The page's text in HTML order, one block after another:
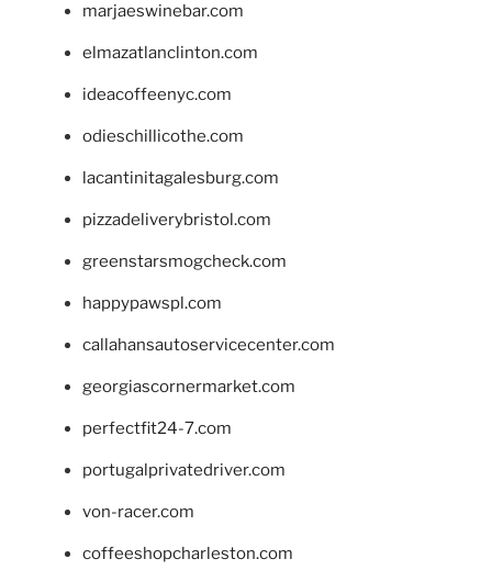
marjaeswinebar.com
elmazatlanclinton.com
ideacoffeenyc.com
odieschillicothe.com
lacantinitagalesburg.com
pizzadeliverybristol.com
greenstarsmogcheck.com
happypawspl.com
callahansautoservicecenter.com
georgiascornermarket.com
perfectfit24-7.com
portugalprivatedriver.com
von-racer.com
coffeeshopcharleston.com